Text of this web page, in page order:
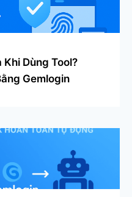
Khi Dùng Tool?
Gemlogin